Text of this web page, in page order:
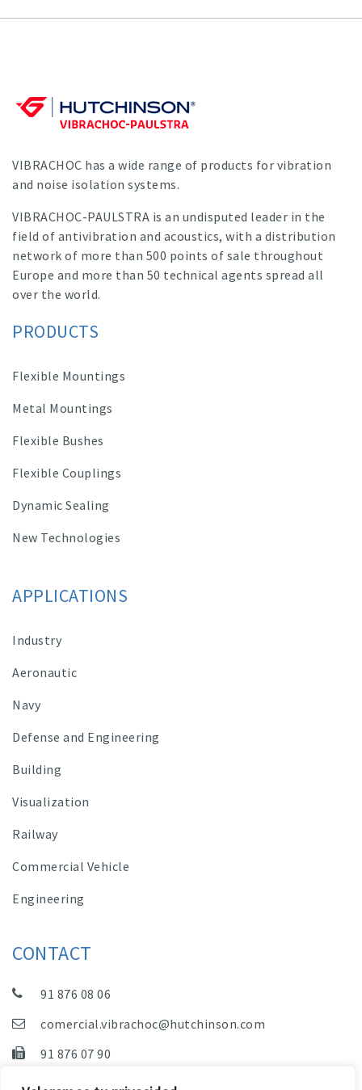
VIBRACHOC has a wide range of products for vibration
and noise isolation systems.
VIBRACHOC-PAULSTRA is an undisputed leader in the
field of antivibration and acoustics, with a distribution
network of more than 500 points of sale throughout
Europe and more than 50 technical agents spread all
over the world.
PRODUCTS
Flexible Mountings
Metal Mountings
Flexible Bushes
Flexible Couplings
Dynamic Sealing
New Technologies
APPLICATIONS
Industry
Aeronautic
Navy
Defense and Engineering
Building
Visualization
Railway
Commercial Vehicle
Engineering
CONTACT
91 876 08 06
comercial.vibrachoc@hutchinson.com
91 876 07 90
Sales, Technical Department and Administration